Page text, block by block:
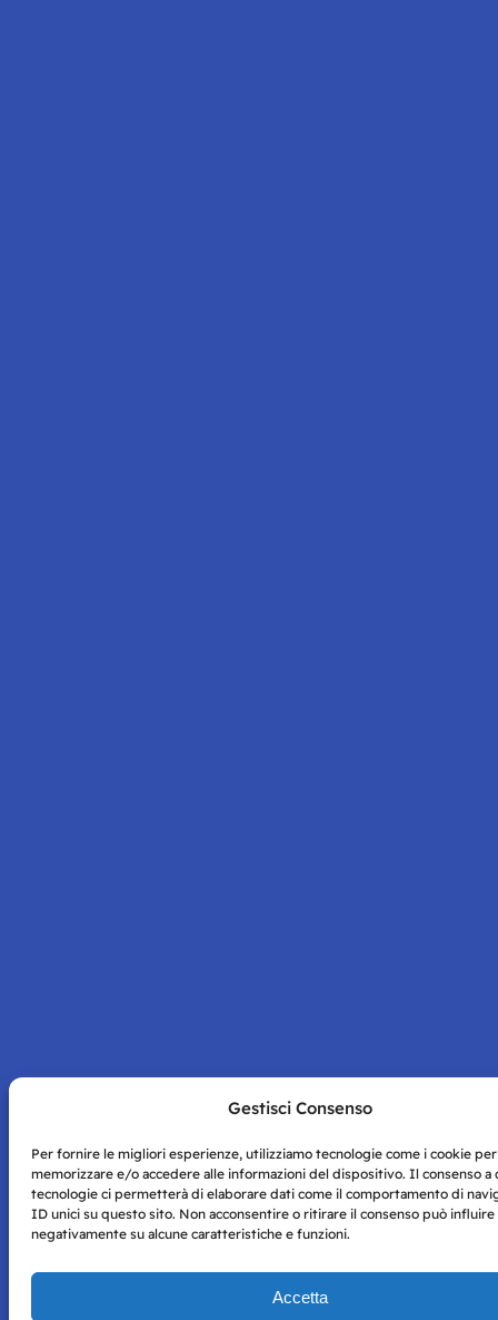
Gestisci Consenso
Per fornire le migliori esperienze, utilizziamo tecnologie come i cookie per
memorizzare e/o accedere alle informazioni del dispositivo. Il consenso a
tecnologie ci permetterà di elaborare dati come il comportamento di
ID unici su questo sito. Non acconsentire o ritirare il consenso può influire
negativamente su alcune caratteristiche e funzioni.
Accetta